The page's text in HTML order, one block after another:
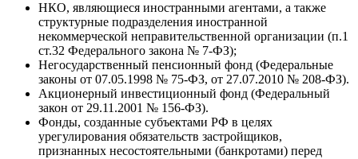
НКО, являющиеся иностранными агентами, а также
структурные подразделения иностранной
некоммерческой неправительственной организации (п.1
ст.32 Федерального закона № 7-ФЗ);
Негосударственный пенсионный фонд (Федеральные
законы от 07.05.1998 № 75-ФЗ, от 27.07.2010 № 208-ФЗ).
Акционерный инвестиционный фонд (Федеральный
закон от 29.11.2001 № 156-ФЗ).
Фонды, созданные субъектами РФ в целях
урегулирования обязательств застройщиков,
признанных несостоятельными (банкротами) перед